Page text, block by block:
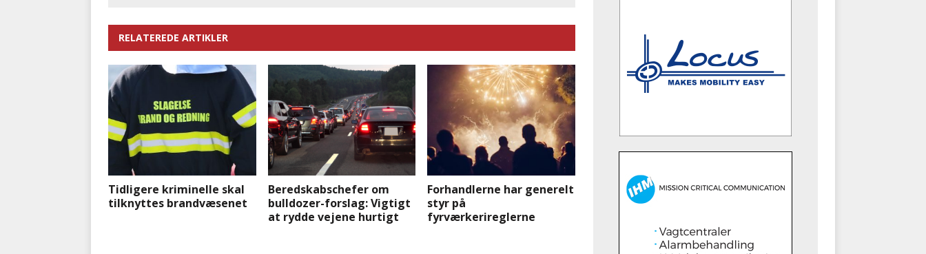
RELATEREDE ARTIKLER
Tidligere kriminelle skal
tilknyttes brandvæsenet
Beredskabschefer om
bulldozer-forslag: Vigtigt
at rydde vejene hurtigt
Forhandlerne har generelt
styr på
fyrværkerireglerne